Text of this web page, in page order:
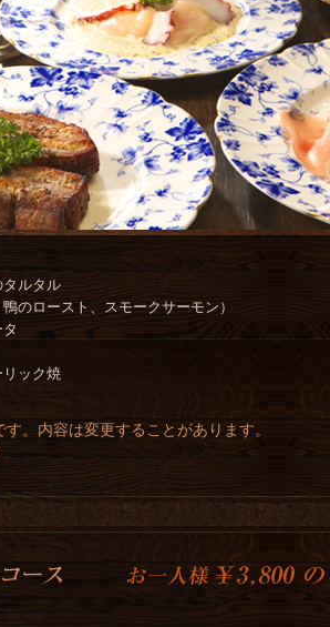
ルタル
のロースト、スモークサーモン）
リック焼
。内容は変更することがあります。